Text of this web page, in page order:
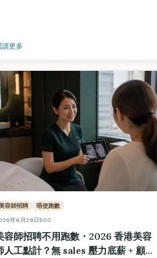
讀更多
容師招聘 唔使跑數
年6月28日500
容師招聘不用跑數・2026 香港美容
人工點計？無 sales 壓力底薪 + 顧問